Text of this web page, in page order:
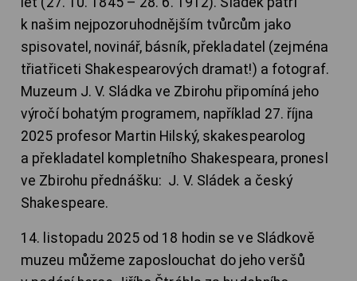
k našim nejpozoruhodnějším tvůrcům jako
spisovatel, novinář, básník, překladatel (zejména
třiatřiceti Shakespearových dramat!) a fotograf.
Muzeum J. V. Sládka ve Zbirohu připomíná jeho
výročí bohatým programem, například 27. října
2025 profesor Martin Hilský, skakespearolog
a překladatel kompletního Shakespeara, pronesl
ve Zbirohu přednášku: J. V. Sládek a český
Shakespeare.
14. listopadu 2025 od 18 hodin se ve Sládkově
muzeu můžeme zaposlouchat do jeho veršů